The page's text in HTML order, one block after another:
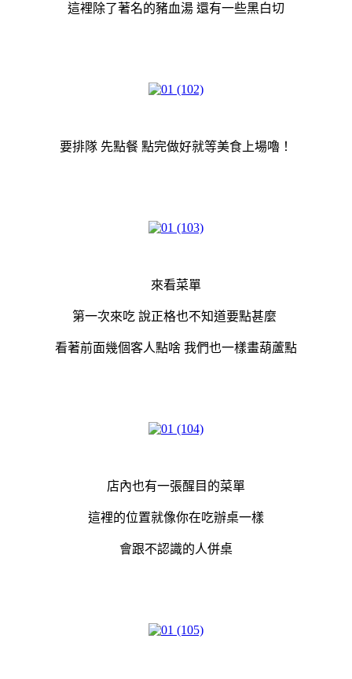
這裡除了著名的豬血湯 還有一些黑白切
要排隊 先點餐 點完做好就等美食上場嚕！
來看菜單
第一次來吃 說正格也不知道要點甚麼
看著前面幾個客人點啥 我們也一樣畫葫蘆點
店內也有一張醒目的菜單
這裡的位置就像你在吃辦桌一樣
會跟不認識的人併桌